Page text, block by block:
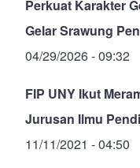
Perkuat Karakter
Gelar Srawung
04/29/2026 - 09:32
FIP UNY Ikut
Jurusan Ilmu
11/11/2021 - 04:50